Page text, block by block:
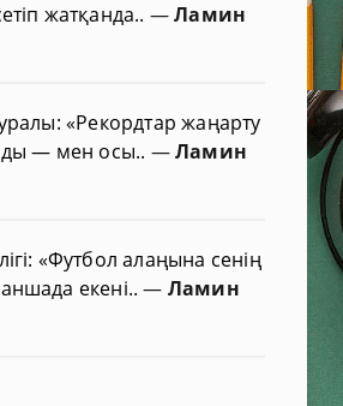
жатқанда.. —Ламин
«Рекордтар жаңарту
— мен осы.. —Ламин
«Футбол алаңына сенің
екені..— Ламин